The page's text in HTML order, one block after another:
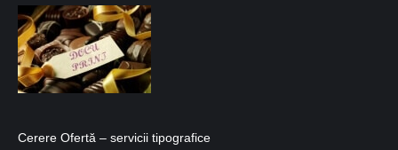
Cerere Ofertă – servicii tipografice